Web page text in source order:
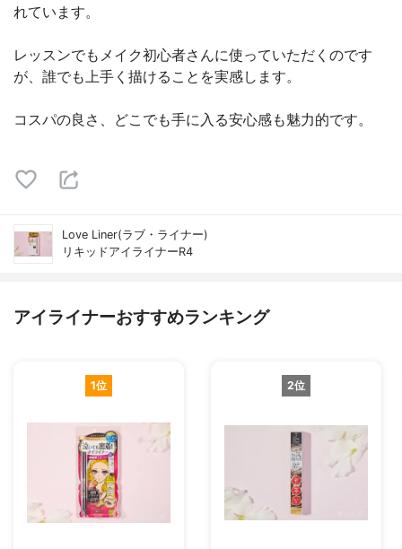
れています。
レッスンでもメイク初心者さんに使っていただくのです
が、誰でも上手く描けることを実感します。
コスパの良さ、どこでも手に入る安心感も魅力的です。
Love Liner(ラブ・ライナー)
リキッドアイライナーR4
アイライナーおすすめランキング
1位 2位